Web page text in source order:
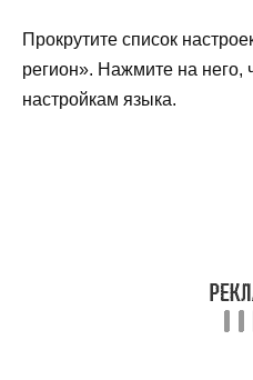
Прокрутите список
регион». Нажмите на него,
настройкам языка.